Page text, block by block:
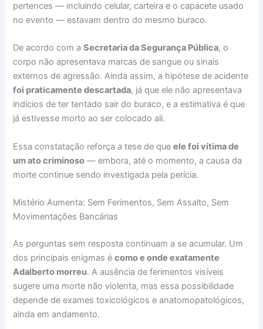
pertences — incluindo celular, carteira e o capacete usado
no evento — estavam dentro do mesmo buraco.
De acordo com aSecretaria da Segurança Pública, o
corpo não apresentava marcas de sangue ou sinais
externos de agressão. Ainda assim, a hipótese de acidente
foi praticamente descartada, já que ele não apresentava
indícios de ter tentado sair do buraco, e a estimativa é que
já estivesse morto ao ser colocado ali.
Essa constatação reforça a tese de queele foi vítima de
um ato criminoso — embora, até o momento, a causa da
morte continue sendo investigada pela perícia.
Mistério Aumenta: Sem Ferimentos, Sem Assalto, Sem
Movimentações Bancárias
As perguntas sem resposta continuam a se acumular. Um
dos principais enigmas écomo e onde exatamente
Adalberto morreu. A ausência de ferimentos visíveis
sugere uma morte não violenta, mas essa possibilidade
depende de exames toxicológicos e anatomopatológicos,
ainda em andamento.